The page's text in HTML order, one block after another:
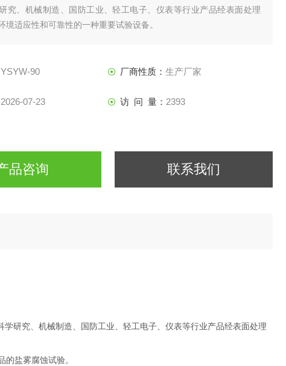
究、机械制造、国防工业、轻工电子、仪表等行业产品经表面处理
境适应性和可靠性的一种重要试验设备。
YSYW-90 厂商性质： 生产厂家
2026-07-23 访 问 量： 2393
品咨询 联系我们
研究、机械制造、国防工业、轻工电子、仪表等行业产品经表面处理
盐雾腐蚀试验。